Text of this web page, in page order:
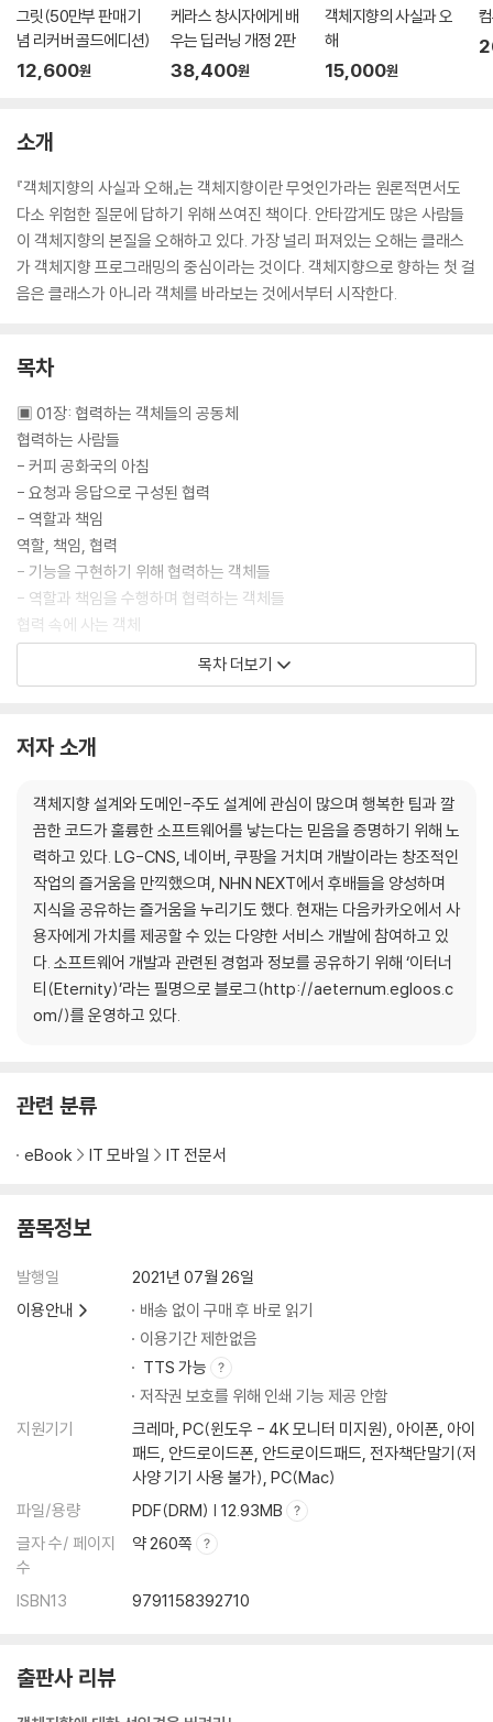
그릿(50만부 판매 기
념 리커버 골드에디션)
12,600원
케라스 창시자에게 배
우는 딥러닝 개정 2판
38,400원
객체지향의 사실과 오
해
15,000원
소개
『객체지향의 사실과 오해』는 객체지향이란 무엇인가라는 원론적면서도
다소 위험한 질문에 답하기 위해 쓰여진 책이다. 안타깝게도 많은 사람들
이 객체지향의 본질을 오해하고 있다. 가장 널리 퍼져있는 오해는 클래스
가 객체지향 프로그래밍의 중심이라는 것이다. 객체지향으로 향하는 첫 걸
음은 클래스가 아니라 객체를 바라보는 것에서부터 시작한다.
목차
▣ 01장: 협력하는 객체들의 공동체
협력하는 사람들
- 커피 공화국의 아침
- 요청과 응답으로 구성된 협력
- 역할과 책임
역할, 책임, 협력
- 기능을 구현하기 위해 협력하는 객체들
- 역할과 책임을 수행하며 협력하는 객체들
협력 속에 사는 객체
- 상태와 행동을 함께 지닌 자율적인 객체
- 객체를 지향하라
▣ 02장: 이상한 나라의 객체
객체지향과 인지 능력
객체, 그리고 이상한 나라
- 이상한 나라의 앨리스
- 앨리스 객체
객체, 그리고 소프트웨어 나라
- 상태
- 행동
- 식별자
은유와 객체
- 의인화
추상화를 통한 복잡성 극복
객체지향과 추상화
- 모두 트럼프일 뿐
- 그룹으로 나누어 단순화하기
- 개념의 세 가지 관점
- 객체를 분류하기 위한 틀
- 분류는 추상화를 위한 도구다
- 타입은 개념이다
- 데이터 타입
- 객체와 타입
- 행동이 우선이다
- 일반화/특수화 관계
목차 더보기
저자 소개
객체지향 설계와 도메인-주도 설계에 관심이 많으며 행복한 팀과 깔
끔한 코드가 훌륭한 소프트웨어를 낳는다는 믿음을 증명하기 위해 노
력하고 있다. LG-CNS, 네이버, 쿠팡을 거치며 개발이라는 창조적인
작업의 즐거움을 만끽했으며, NHN NEXT에서 후배들을 양성하며
지식을 공유하는 즐거움을 누리기도 했다. 현재는 다음카카오에서 사
용자에게 가치를 제공할 수 있는 다양한 서비스 개발에 참여하고 있
다. 소프트웨어 개발과 관련된 경험과 정보를 공유하기 위해 ‘이터너
티(Eternity)’라는 필명으로 블로그(http://aeternum.egloos.c
om/)를 운영하고 있다.
관련 분류
eBook IT 모바일 IT 전문서
품목정보
발행일
2021년 07월 26일
이용안내
배송 없이 구매 후 바로 읽기
이용기간 제한없음
TTS 가능
저작권 보호를 위해 인쇄 기능 제공 안함
지원기기
크레마, PC(윈도우 - 4K 모니터 미지원), 아이폰, 아이
패드, 안드로이드폰, 안드로이드패드, 전자책단말기(저
사양 기기 사용 불가), PC(Mac)
파일/용량
PDF(DRM) | 12.93MB
글자 수/ 페이지
수
약 260쪽
ISBN13 9791158392710
출판사 리뷰